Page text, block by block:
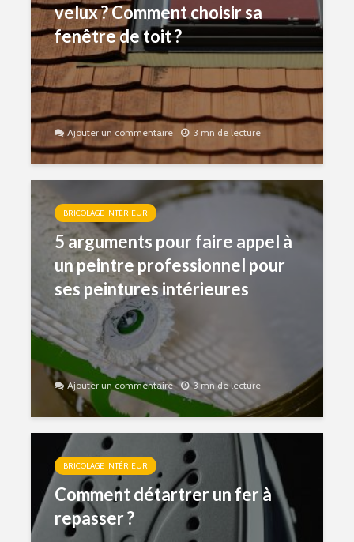
velux ? Comment choisir sa
fenêtre de toit ?
Ajouter un commentaire 3 mn de lecture
BRICOLAGE INTÉRIEUR
5 arguments pour faire appel à
un peintre professionnel pour
ses peintures intérieures
Ajouter un commentaire 3 mn de lecture
BRICOLAGE INTÉRIEUR
Comment détartrer un fer à
repasser ?